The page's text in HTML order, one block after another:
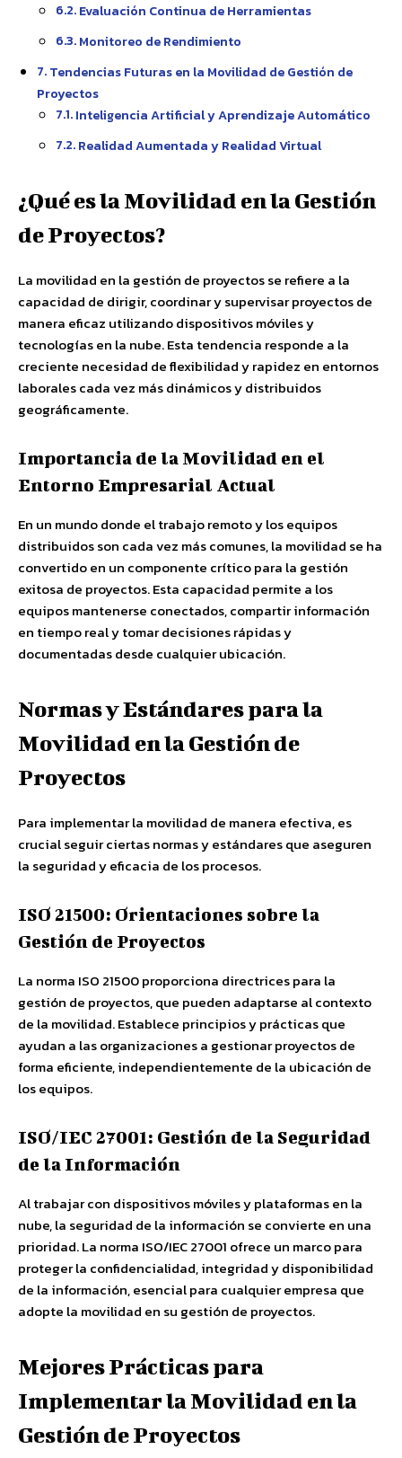
Evaluación Continua de Herramientas
Monitoreo de Rendimiento
Tendencias Futuras en la Movilidad de Gestión de
Proyectos
Inteligencia Artificial y Aprendizaje Automático
Realidad Aumentada y Realidad Virtual
¿Qué es la Movilidad en la Gestión
de Proyectos?
La movilidad en la gestión de proyectos se refiere a la
capacidad de dirigir, coordinar y supervisar proyectos de
manera eficaz utilizando dispositivos móviles y
tecnologías en la nube. Esta tendencia responde a la
creciente necesidad de flexibilidad y rapidez en entornos
laborales cada vez más dinámicos y distribuidos
geográficamente.
Importancia de la Movilidad en el
Entorno Empresarial Actual
En un mundo donde el trabajo remoto y los equipos
distribuidos son cada vez más comunes, la movilidad se ha
convertido en un componente crítico para la gestión
exitosa de proyectos. Esta capacidad permite a los
equipos mantenerse conectados, compartir información
en tiempo real y tomar decisiones rápidas y
documentadas desde cualquier ubicación.
Normas y Estándares para la
Movilidad en la Gestión de
Proyectos
Para implementar la movilidad de manera efectiva, es
crucial seguir ciertas normas y estándares que aseguren
la seguridad y eficacia de los procesos.
ISO 21500: Orientaciones sobre la
Gestión de Proyectos
La norma ISO 21500 proporciona directrices para la
gestión de proyectos, que pueden adaptarse al contexto
de la movilidad. Establece principios y prácticas que
ayudan a las organizaciones a gestionar proyectos de
forma eficiente, independientemente de la ubicación de
los equipos.
ISO/IEC 27001: Gestión de la Seguridad
de la Información
Al trabajar con dispositivos móviles y plataformas en la
nube, la seguridad de la información se convierte en una
prioridad. La norma ISO/IEC 27001 ofrece un marco para
proteger la confidencialidad, integridad y disponibilidad
de la información, esencial para cualquier empresa que
adopte la movilidad en su gestión de proyectos.
Mejores Prácticas para
Implementar la Movilidad en la
Gestión de Proyectos